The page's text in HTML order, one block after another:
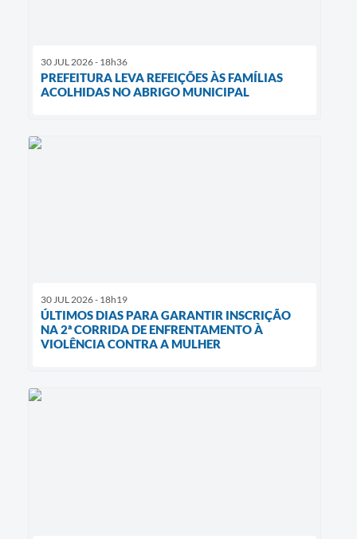
30 JUL 2026 - 18h36
PREFEITURA LEVA REFEIÇÕES ÀS FAMÍLIAS
ACOLHIDAS NO ABRIGO MUNICIPAL
30 JUL 2026 - 18h19
ÚLTIMOS DIAS PARA GARANTIR INSCRIÇÃO
NA 2ª CORRIDA DE ENFRENTAMENTO À
VIOLÊNCIA CONTRA A MULHER